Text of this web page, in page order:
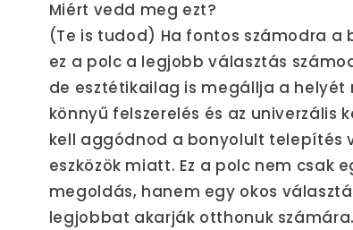
Miért vedd meg ezt?
(Te is tudod) Ha fontos számodra a
ez a polc a legjobb választás
de esztétikailag is megállja a helyét
könnyű felszerelés és az
kell aggódnod a bonyolult telepítés
eszközök miatt. Ez a polc nem csak
megoldás, hanem egy okos
legjobbat akarják otthonuk